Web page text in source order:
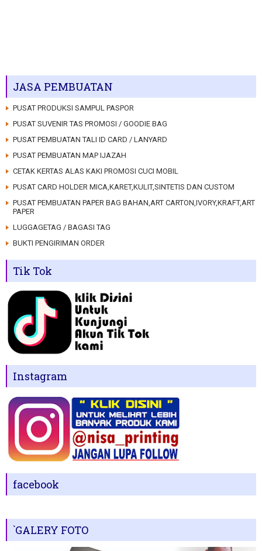
JASA PEMBUATAN
PUSAT PRODUKSI SAMPUL PASPOR
PUSAT SUVENIR TAS PROMOSI / GOODIE BAG
PUSAT PEMBUATAN TALI ID CARD / LANYARD
PUSAT PEMBUATAN MAP IJAZAH
CETAK KERTAS ALAS KAKI PROMOSI CUCI MOBIL
PUSAT CARD HOLDER MICA,KARET,KULIT,SINTETIS DAN CUSTOM
PUSAT PEMBUATAN PAPER BAG BAHAN,ART CARTON,IVORY,KRAFT,ART
PAPER
LUGGAGETAG / BAGASI TAG
BUKTI PENGIRIMAN ORDER
Tik Tok
Instagram
facebook
`GALERY FOTO